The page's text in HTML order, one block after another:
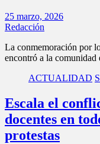
25 marzo, 2026
Redacción
La conmemoración por
encontró a la
ACTUALIDAD
Escala el
docentes en
protestas